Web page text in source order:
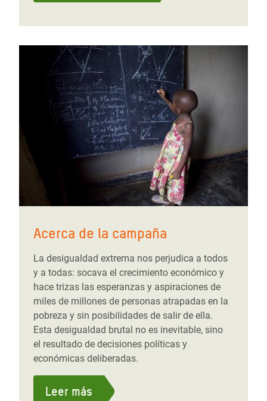
Acerca de la campaña
La desigualdad extrema nos perjudica a todos
y a todas: socava el crecimiento económico y
hace trizas las esperanzas y aspiraciones de
miles de millones de personas atrapadas en la
pobreza y sin posibilidades de salir de ella.
Esta desigualdad brutal no es inevitable, sino
el resultado de decisiones políticas y
económicas deliberadas.
Leer más